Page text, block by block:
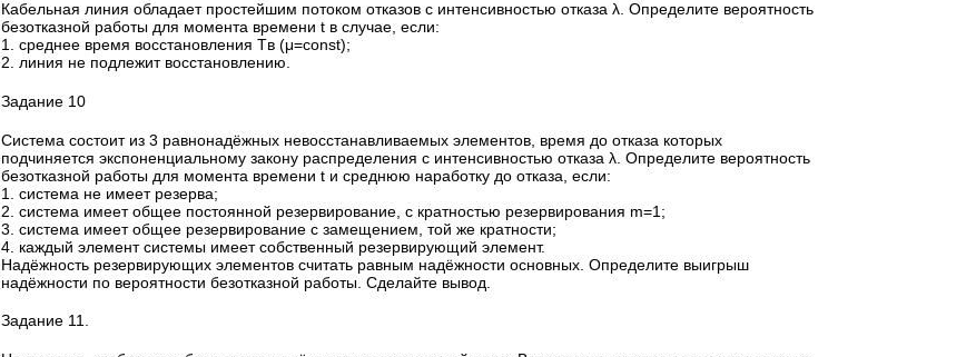
Кабельная линия обладает простейшим потоком отказов с интенсивностью отказа λ. Определите вероятность
безотказной работы для момента времени t в случае, если:
1. среднее время восстановления Tв (μ=const);
2. линия не подлежит восстановлению.
Задание 10
Система состоит из 3 равнонадёжных невосстанавливаемых элементов, время до отказа которых
подчиняется экспоненциальному закону распределения с интенсивностью отказа λ. Определите вероятность
безотказной работы для момента времени t и среднюю наработку до отказа, если:
1. система не имеет резерва;
2. система имеет общее постоянной резервирование, с кратностью резервирования m=1;
3. система имеет общее резервирование с замещением, той же кратности;
4. каждый элемент системы имеет собственный резервирующий элемент.
Надёжность резервирующих элементов считать равным надёжности основных. Определите выигрыш
надёжности по вероятности безотказной работы. Сделайте вывод.
Задание 11.